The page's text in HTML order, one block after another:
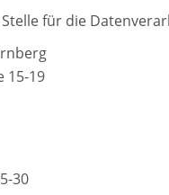
für die
15-19
30